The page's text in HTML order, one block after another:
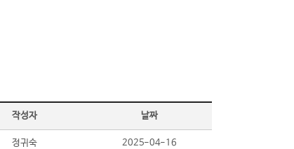
작성자 날짜
정귀숙 2025-04-16